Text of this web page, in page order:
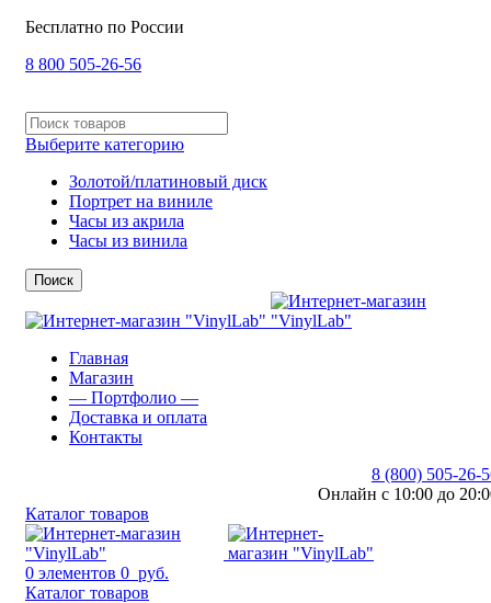
Бесплатно по России
8 800 505-26-56
Выберите категорию
Золотой/платиновый диск
Портрет на виниле
Часы из акрила
Часы из винила
Поиск
Главная
Магазин
— Портфолио —
Доставка и оплата
Контакты
8 (800) 505-26-
Онлайн с 10:00 до
Каталог товаров
0 элементов 0 руб.
Каталог товаров